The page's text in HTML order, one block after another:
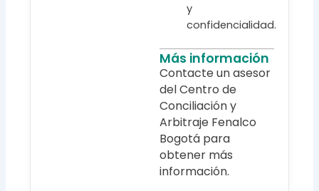
y
confidencialidad.
Más información
Contacte un asesor
del Centro de
Conciliación y
Arbitraje Fenalco
Bogotá para
obtener más
información.